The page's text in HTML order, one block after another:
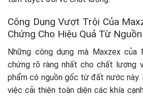
Công Dụng Vượt Trội Của
Chứng Cho Hiệu Quả Từ
Những công dụng mà Maxzex của
chứng rõ ràng nhất cho chất lượng
phẩm có nguồn gốc từ đất nước
việc cải thiện toàn diện các khía